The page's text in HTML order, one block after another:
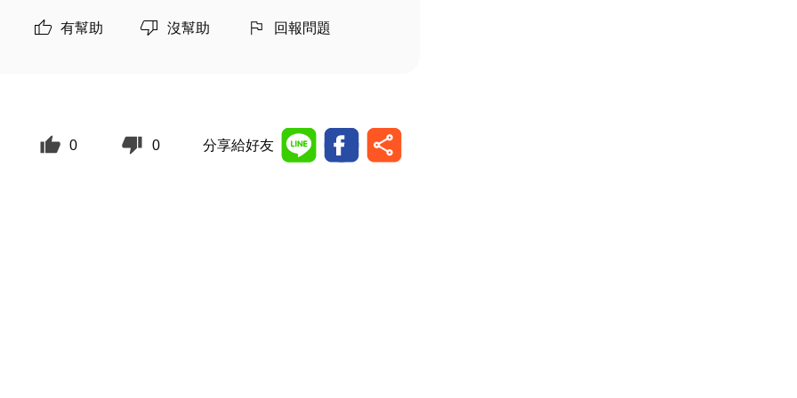
有幫助 沒幫助 回報問題
0 0 分享給好友